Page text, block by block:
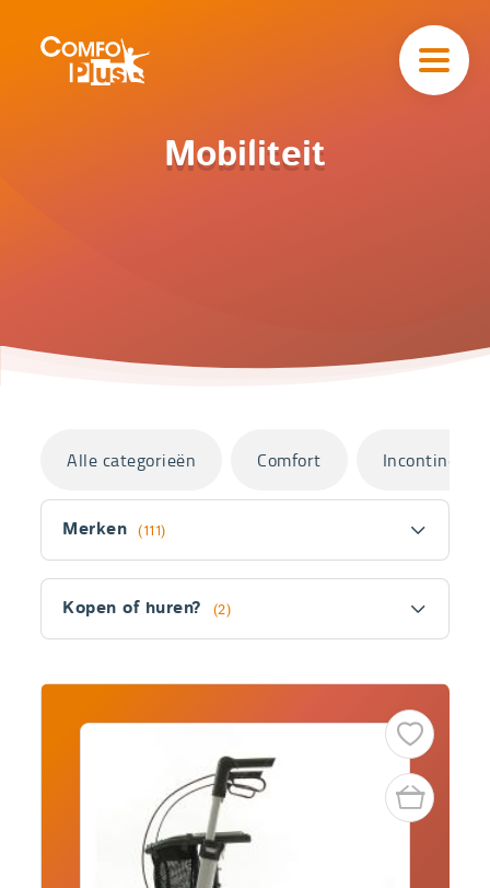
Mobiliteit
navigatieComfoPlus
section
Filter
Merken (111)
Kopen of huren? (2)
Alle categorieën Comfort Incontinentie
Producten